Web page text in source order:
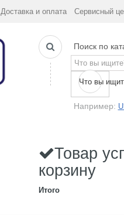
Доставка и оплата Сервисный
Поиск по
Что вы
Например:
Товар
корзину
Итого